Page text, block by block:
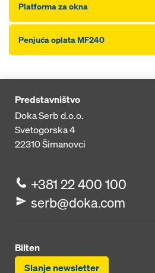
Platforma za okna
Penjuća oplata MF240
Predstavništvo
Doka Serb d.o.o.
Svetogorska 4
22310Šimanovci
+381 22 400 100
serb@doka.com
Bilten
Slanje newsletter